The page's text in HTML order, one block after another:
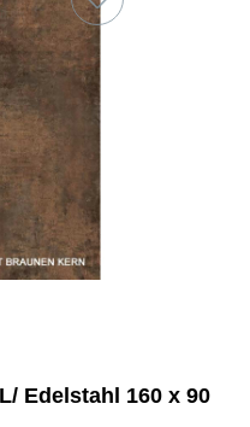
Edelstahl 160 x 90